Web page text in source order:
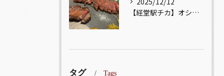
【経堂駅チカ】オシャレ居酒屋🏮自慢のお肉が楽しめる🐃お得なコ...
タグ Tags